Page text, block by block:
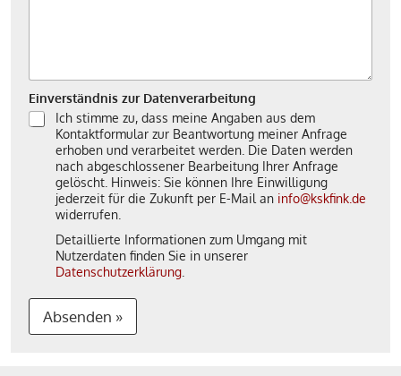
Einverständnis zur Datenverarbeitung
Ich stimme zu, dass meine Angaben aus dem
Kontaktformular zur Beantwortung meiner Anfrage
erhoben und verarbeitet werden. Die Daten werden
nach abgeschlossener Bearbeitung Ihrer Anfrage
gelöscht. Hinweis: Sie können Ihre Einwilligung
jederzeit für die Zukunft per E-Mail an info@kskfink.de
widerrufen.
Detaillierte Informationen zum Umgang mit
Nutzerdaten finden Sie in unserer
Datenschutzerklärung
Absenden »